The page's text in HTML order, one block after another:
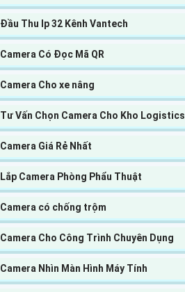
Đầu Thu Ip 32 Kênh Vantech
Camera Có Đọc Mã QR
Camera Cho xe nâng
Tư Vấn Chọn Camera Cho Kho Logistics
Camera Giá Rẻ Nhất
Lắp Camera Phòng Phẩu Thuật
Camera có chống trộm
Camera Cho Công Trình Chuyên Dụng
Camera Nhìn Màn Hình Máy Tính